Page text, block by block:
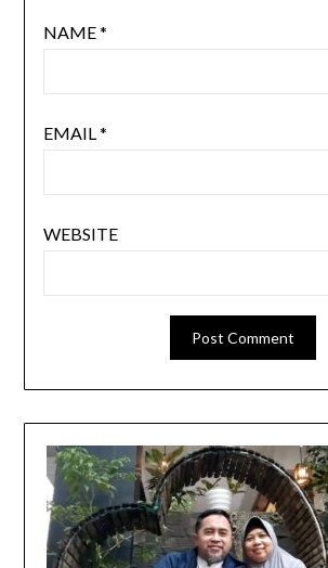
NAME*
EMAIL*
WEBSITE